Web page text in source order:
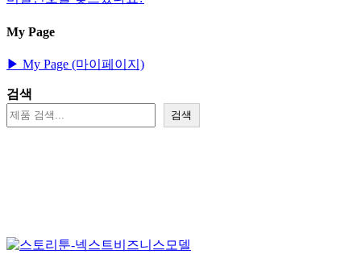
My Page
▶︎ My Page (마이페이지)
검색
검색